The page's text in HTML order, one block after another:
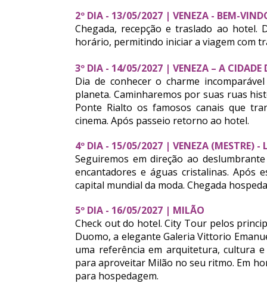
2º DIA - 13/05/2027 | VENEZA - BEM-
Chegada, recepção e traslado ao hotel.
horário, permitindo iniciar a viagem com
3º DIA - 14/05/2027 | VENEZA – A CIDADE
Dia de conhecer o charme
planeta. Caminharemos por suas ruas
Ponte Rialto os famosos canais que
cinema. Após passeio retorno ao hotel.
4º DIA - 15/05/2027 | VENEZA (MESTRE) -
Seguiremos em direção ao
encantadores e águas cristalinas. Após
capital mundial da moda. Chegada
5º DIA - 16/05/2027 | MILÃO
Check out do hotel. City Tour pelos
Duomo, a elegante Galeria Vittorio
uma referência em arquitetura, cultura
para aproveitar Milão no seu ritmo. Em
para hospedagem.